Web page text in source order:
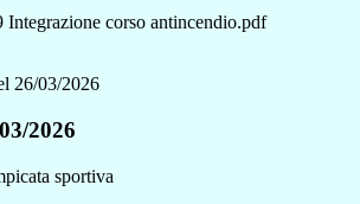
Integrazione corso antincendio.pdf
26/03/2026
2026
sportiva